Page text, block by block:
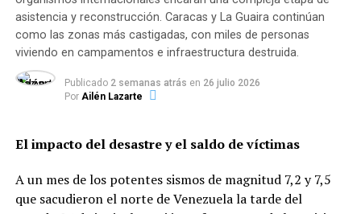
sudamericano es especialmente grave -teniendo en
cuenta el contexto general de la región- debido a la
escalada de casosy lasaturación del sistema
sanitario
en elestado de San Pablo, uno de los más complicados
extranjero ni había entrado en contacto con alguien que
lo hiciera, lo que indica unatransmisión comunitaria
asistencia y reconstrucción. Caracas y La Guaira continúan
como las zonas más castigadas, con miles de personas
viviendo en campamentos e infraestructura destruida.
Publicado 2 semanas atrás en 26 julio 2026
Por Ailén Lazarte
El impacto del desastre y el saldo de víctimas
A un mes de los potentes sismos de magnitud 7,2 y 7,5
que sacudieron el norte de Venezuela la tarde del